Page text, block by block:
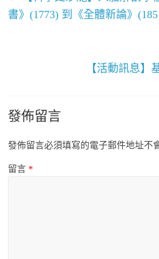
書》(1773) 到《全體新論》
【活動訊息】
發佈留言
發佈留言必須填寫的電子郵件地址不
留言 *